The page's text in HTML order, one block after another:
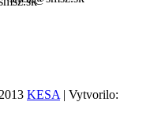
KESA| Vytvorilo: